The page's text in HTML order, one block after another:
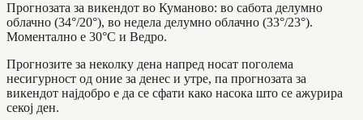
Прогнозата за викендот во Куманово: во сабота делумно
облачно (34°/20°), во недела делумно облачно (33°/23°).
Моментално е 30°C и Ведро.
Прогнозите за неколку дена напред носат поголема
несигурност од оние за денес и утре, па прогнозата за
викендот најдобро е да се сфати како насока што се ажурира
секој ден.